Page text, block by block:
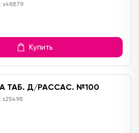
s48879
Купить
ТАБ. Д/РАССАС. №100
s25498